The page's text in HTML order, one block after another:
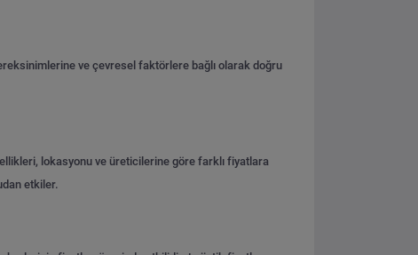
ve çevresel faktörlere bağlı olarak doğru
lokasyonu ve üreticilerine göre farklı fiyatlara
etkiler.